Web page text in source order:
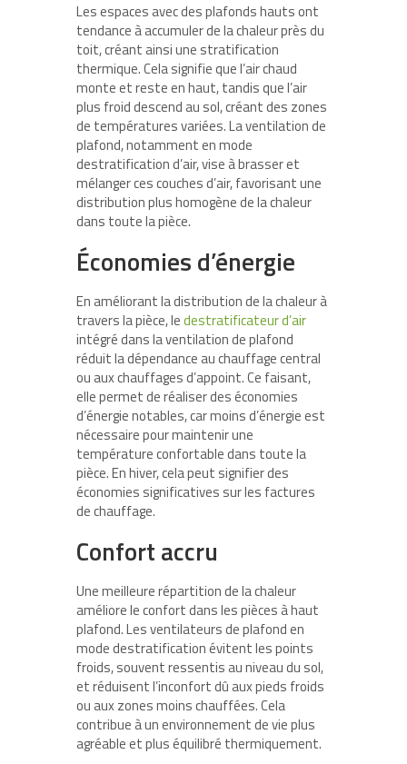
Les espaces avec des plafonds hauts ont
tendance à accumuler de la chaleur près du
toit, créant ainsi une stratification
thermique. Cela signifie que l’air chaud
monte et reste en haut, tandis que l’air
plus froid descend au sol, créant des zones
de températures variées. La ventilation de
plafond, notamment en mode
destratification d’air, vise à brasser et
mélanger ces couches d’air, favorisant une
distribution plus homogène de la chaleur
dans toute la pièce.
Économies d’énergie
En améliorant la distribution de la chaleur à
travers la pièce, ledestratificateur d’air
intégré dans la ventilation de plafond
réduit la dépendance au chauffage central
ou aux chauffages d’appoint. Ce faisant,
elle permet de réaliser des économies
d’énergie notables, car moins d’énergie est
nécessaire pour maintenir une
température confortable dans toute la
pièce. En hiver, cela peut signifier des
économies significatives sur les factures
de chauffage.
Confort accru
Une meilleure répartition de la chaleur
améliore le confort dans les pièces à haut
plafond. Les ventilateurs de plafond en
mode destratification évitent les points
froids, souvent ressentis au niveau du sol,
et réduisent l’inconfort dû aux pieds froids
ou aux zones moins chauffées. Cela
contribue à un environnement de vie plus
agréable et plus équilibré thermiquement.